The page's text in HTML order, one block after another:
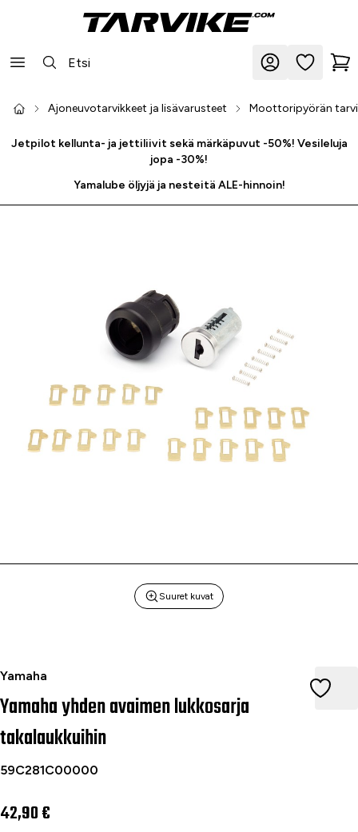
Ajoneuvotarvikkeet ja lisävarusteet Moottoripyörän
Jetpilot kellunta- ja jettiliivit sekä märkäpuvut -50%! Vesileluja
jopa -30%!
Yamalube öljyjä ja nesteitä ALE-hinnoin!
Suuret kuvat
Yamaha
Yamaha yhden avaimen lukkosarja takalaukkuihin
Yamaha yhden avaimen lukkosarja
takalaukkuihin
59C281C00000
42,90 €